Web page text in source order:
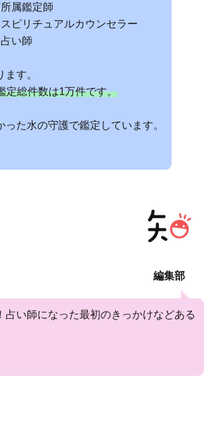
属鑑定師
ピリチュアルカウンセラー
い師
す。
定総件数は1万件です。
た水の守護で鑑定しています。
占い師になった最初のきっかけなどある
編集部